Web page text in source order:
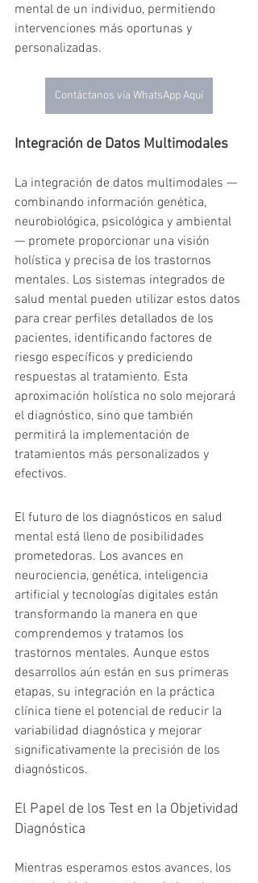
mental de un individuo, permitiendo
intervenciones más oportunas y
personalizadas.
Contáctanos vía WhatsApp Aquí
Integración de Datos Multimodales
La integración de datos multimodales —
combinando información genética,
neurobiológica, psicológica y ambiental
— promete proporcionar una visión
holística y precisa de los trastornos
mentales. Los sistemas integrados de
salud mental pueden utilizar estos datos
para crear perfiles detallados de los
pacientes, identificando factores de
riesgo específicos y prediciendo
respuestas al tratamiento. Esta
aproximación holística no solo mejorará
el diagnóstico, sino que también
permitirá la implementación de
tratamientos más personalizados y
efectivos.
El futuro de los diagnósticos en salud
mental está lleno de posibilidades
prometedoras. Los avances en
neurociencia, genética, inteligencia
artificial y tecnologías digitales están
transformando la manera en que
comprendemos y tratamos los
trastornos mentales. Aunque estos
desarrollos aún están en sus primeras
etapas, su integración en la práctica
clínica tiene el potencial de reducir la
variabilidad diagnóstica y mejorar
significativamente la precisión de los
diagnósticos.
El Papel de los Test en la Objetividad
Diagnóstica
Mientras esperamos estos avances, los